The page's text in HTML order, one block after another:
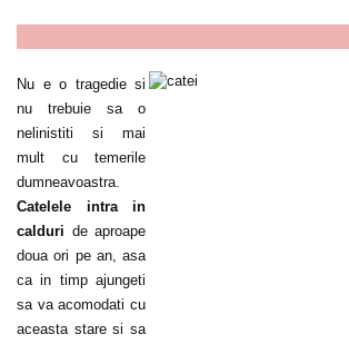
Nu e o tragedie si
nu trebuie sa o
nelinistiti si mai
mult cu temerile
dumneavoastra.
Catelele intra in
calduri de aproape
doua ori pe an, asa
ca in timp ajungeti
sa va acomodati cu
aceasta stare si sa